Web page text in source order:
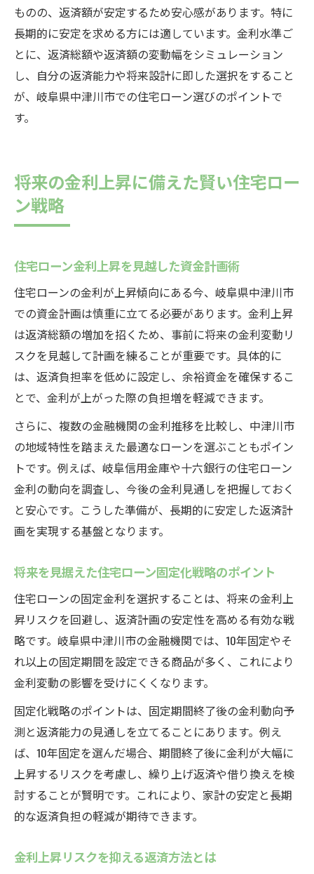
ものの、返済額が安定するため安心感があります。特に
長期的に安定を求める方には適しています。金利水準ご
とに、返済総額や返済額の変動幅をシミュレーション
し、自分の返済能力や将来設計に即した選択をすること
が、岐阜県中津川市での住宅ローン選びのポイントで
す。
将来の金利上昇に備えた賢い住宅ロー
ン戦略
住宅ローン金利上昇を見越した資金計画術
住宅ローンの金利が上昇傾向にある今、岐阜県中津川市
での資金計画は慎重に立てる必要があります。金利上昇
は返済総額の増加を招くため、事前に将来の金利変動リ
スクを見越して計画を練ることが重要です。具体的に
は、返済負担率を低めに設定し、余裕資金を確保するこ
とで、金利が上がった際の負担増を軽減できます。
さらに、複数の金融機関の金利推移を比較し、中津川市
の地域特性を踏まえた最適なローンを選ぶこともポイン
トです。例えば、岐阜信用金庫や十六銀行の住宅ローン
金利の動向を調査し、今後の金利見通しを把握しておく
と安心です。こうした準備が、長期的に安定した返済計
画を実現する基盤となります。
将来を見据えた住宅ローン固定化戦略のポイント
住宅ローンの固定金利を選択することは、将来の金利上
昇リスクを回避し、返済計画の安定性を高める有効な戦
略です。岐阜県中津川市の金融機関では、10年固定やそ
れ以上の固定期間を設定できる商品が多く、これにより
金利変動の影響を受けにくくなります。
固定化戦略のポイントは、固定期間終了後の金利動向予
測と返済能力の見通しを立てることにあります。例え
ば、10年固定を選んだ場合、期間終了後に金利が大幅に
上昇するリスクを考慮し、繰り上げ返済や借り換えを検
討することが賢明です。これにより、家計の安定と長期
的な返済負担の軽減が期待できます。
金利上昇リスクを抑える返済方法とは